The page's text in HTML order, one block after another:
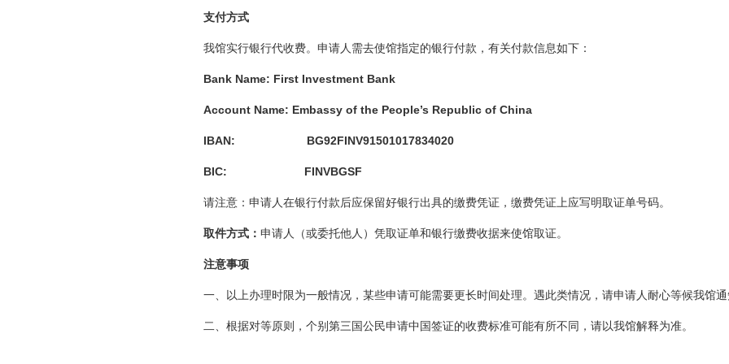
支付方式
我馆实行银行代收费。申请人需去使馆指定的银行付款，有关付款信息如下：
Bank Name: First Investment Bank
Account Name: Embassy of the People’s Republic of China
IBAN: BG92FINV91501017834020
BIC: FINVBGSF
请注意：申请人在银行付款后应保留好银行出具的缴费凭证，缴费凭证上应写明取证单号码。
取件方式： 申请人（或委托他人）凭取证单和银行缴费收据来使馆取证。
注意事项
一、以上办理时限为一般情况，某些申请可能需要更长时间处理。遇此类情况，请申请人耐心等候我馆
二、根据对等原则，个别第三国公民申请中国签证的收费标准可能有所不同，请以我馆解释为准。